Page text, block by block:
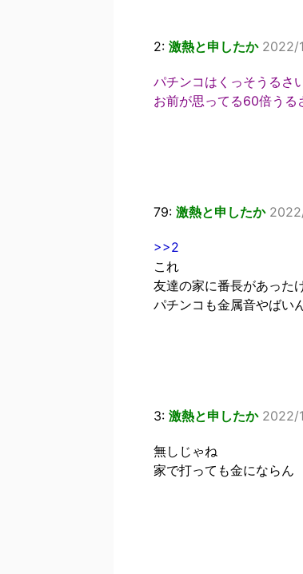
2: 激熱と申したか 2022/
パチンコはくっそうるさ
お前が思ってる60倍うる
79: 激熱と申したか
>>2
これ
友達の家に番長があった
パチンコも金属音やばい
3: 激熱と申したか 2022/
無しじゃね
家で打っても金にならん